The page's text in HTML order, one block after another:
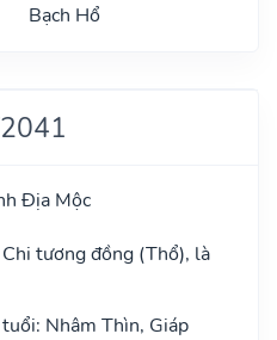
Bạch Hổ
Địa Mộc
tương đồng (Thổ), là
Nhâm Thìn, Giáp